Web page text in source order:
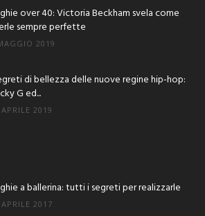
over 40: Victoria Beckham svela come
sempre perfette
2019
di bellezza delle nuove regine hip-hop:
G ed...
2019
a ballerina: tutti i segreti per realizzarle
2017